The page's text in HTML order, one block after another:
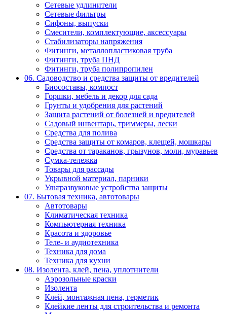
Сетевые удлинители
Сетевые фильтры
Сифоны, выпуски
Смесители, комплектующие, аксессуары
Стабилизаторы напряжения
Фитинги, металлопластиковая труба
Фитинги, труба ПНД
Фитинги, труба полипропилен
06. Садоводство и средства защиты от вредителей
Биосоставы, компост
Горшки, мебель и декор для сада
Грунты и удобрения для растений
Защита растений от болезней и вредителей
Садовый инвентарь, триммеры, лески
Средства для полива
Средства защиты от комаров, клещей, мошкары
Средства от тараканов, грызунов, моли, муравьев
Сумка-тележка
Товары для рассады
Укрывной материал, парники
Ультразвуковые устройства защиты
07. Бытовая техника, автотовары
Автотовары
Климатическая техника
Компьютерная техника
Красота и здоровье
Теле- и аудиотехника
Техника для дома
Техника для кухни
08. Изолента, клей, пена, уплотнители
Аэрозольные краски
Изолента
Клей, монтажная пена, герметик
Клейкие ленты для строительства и ремонта